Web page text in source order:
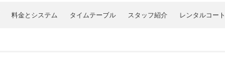
料金とシステム タイムテーブル スタッフ紹介 レンタルコート